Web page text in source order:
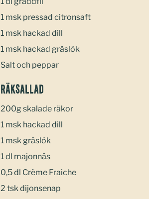
1 msk pressad citronsaft
1 msk hackad dill
1 msk hackad gräslök
Salt och peppar
Räksallad
200g skalade räkor
1 msk hackad dill
1 msk gräslök
1 dl majonnäs
0,5 dl Crème Fraiche
2 tsk dijonsenap